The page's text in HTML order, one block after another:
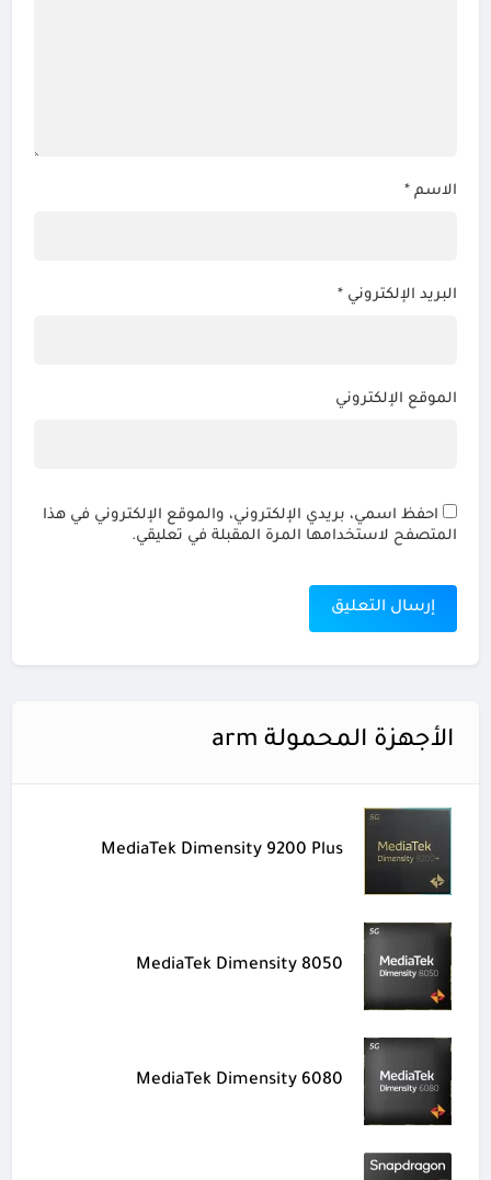
الاسم*
البريد الإلكتروني*
الموقع الإلكتروني
احفظ اسمي، بريدي الإلكتروني، والموقع الإلكتروني في هذا
المتصفح لاستخدامها المرة المقبلة في تعليقي.
الأجهزة المحمولة arm
MediaTek Dimensity 9200 Plus
MediaTek Dimensity 8050
MediaTek Dimensity 6080